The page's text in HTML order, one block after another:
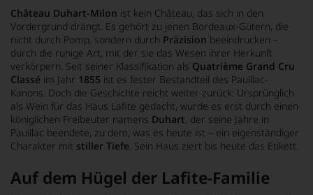
Château Duhart-Milon ist kein Château, das sich in den
Vordergrund drängt. Es gehört zu jenen Bordeaux-Gütern, die
nicht durch Pomp, sondern durch Präzision beeindrucken –
durch die ruhige Art, mit der sie das Wesen ihrer Herkunft
verkörpern. Seit seiner Klassifikation als Quatrième Grand Cru
Classé im Jahr 1855 ist es fester Bestandteil des Pauillac-
Kanons. Doch die Geschichte reicht weiter zurück: Ursprünglich
als Wein für das Haus Lafite gedacht, wurde es erst durch einen
königlichen Freibeuter namens Duhart, der seine Jahre in
Pauillac beendete, zu dem, was es heute ist – ein eigenständiger
Charakter mit stiller Tiefe. Sein Haus ziert bis heute das Etikett.
Auf dem Hügel der Lafite-Familie